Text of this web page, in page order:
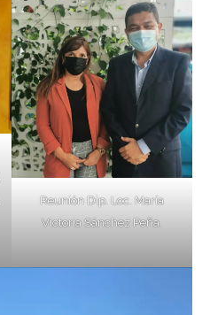
Reunión Dip. Loc. María
Victoria Sánchez Peña.